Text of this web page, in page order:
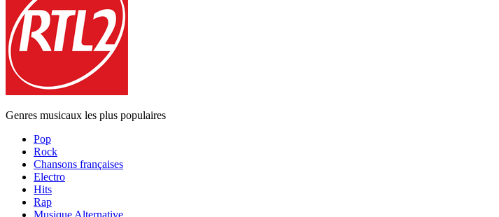
Genres musicaux les plus populaires
Pop
Rock
Chansons françaises
Electro
Hits
Rap